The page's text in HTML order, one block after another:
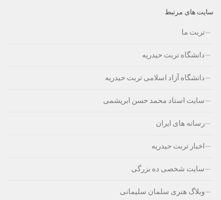
سایت های مرتبط
تربت ما
دانشگاه تربت حیدریه
دانشگاه آزاد اسلامی تربت حیدریه
سایت استاد محمد حسن ابریشمی
رسانه های ایران
اخبار تربت حیدریه
سایت شخصی ده بزرگی
وبلاگ هنری سلمان سلیمانی